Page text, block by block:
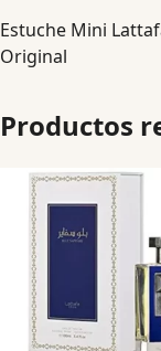
Estuche Mini
Original
Productos